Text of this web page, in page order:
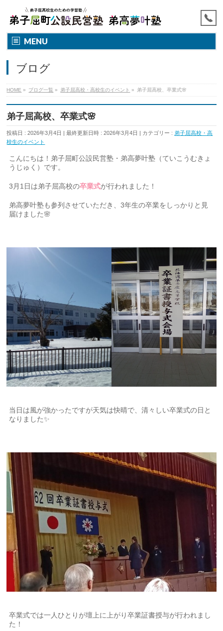
MENU
ブログ
HOME » ブログ一覧 » 弟子屈高校・高校生のイベント » 弟子屈高校、卒業式🌸
弟子屈高校、卒業式🌸
投稿日 : 2026年3月4日 最終更新日時 : 2026年3月4日 カテゴリー : 弟子屈高校・高
校生のイベント
こんにちは！弟子屈町公設民営塾・弟高夢叶塾（ていこうむきょ
うじゅく）です。
3月1日は弟子屈高校の卒業式が行われました！
弟高夢叶塾も参列させていただき、3年生の卒業をしっかりと見
届けました🌸
当日は風が強かったですが天気は快晴で、清々しい卒業式の日と
なりました✨
卒業式では一人ひとりが壇上に上がり卒業証書授与が行われまし
た！